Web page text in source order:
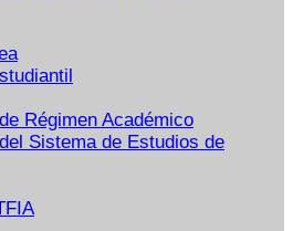
Régimen Académico
Sistema de Estudios de